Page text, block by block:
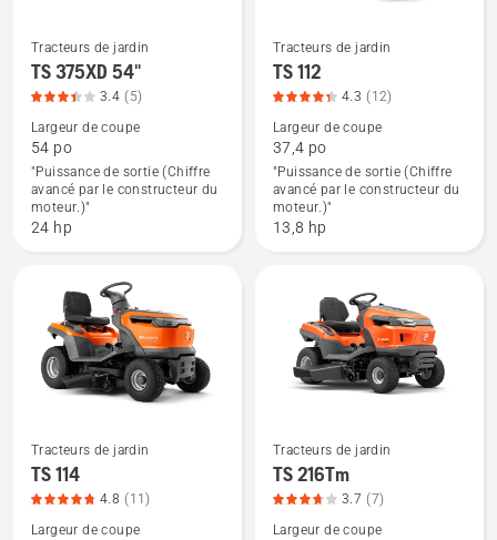
Voir
plus
de
détails
sur
TS 375XD
54",
produit
Tracteurs de jardin
TS 375XD 54"
3.4 (5)
Largeur de coupe
54 po
"Puissance de sortie (Chiffre
avancé par le constructeur du
moteur.)"
24 hp
Voir
plus
de
détails
sur
TS 112,
note
Tracteurs de jardin
TS 112
4.3 (12)
Largeur de coupe
37,4 po
"Puissance de sortie (Chiffre
avancé par le constructeur du
moteur.)"
13,8 hp
Voir
plus
de
Tracteurs de jardin
TS 114
4.8 (11)
Largeur de coupe
Voir
plus
de
Tracteurs de jardin
TS 216Tm
3.7 (7)
Largeur de coupe